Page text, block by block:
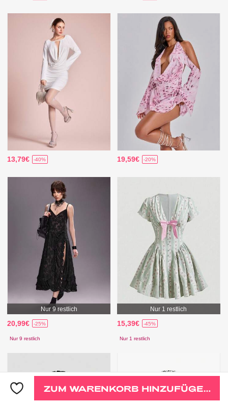
13,79€ -40% 19,59€ -20%
Nur 9 restlich
20,99€ -25%
Nur 9 restlich
Nur 1 restlich
15,39€ -45%
Nur 1 restlich
ZUM WARENKORB HINZUFÜGEN